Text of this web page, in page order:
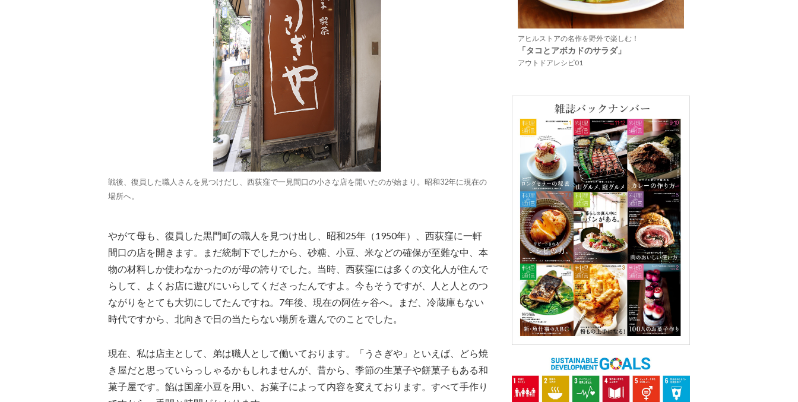
戦後、復員した職人さんを見つけだし、西荻窪で一見間口の小さな店を開いたのが始まり。昭和32年に現在の
場所へ。
やがて母も、復員した黒門町の職人を見つけ出し、昭和25年（1950年）、西荻窪に一軒
間口の店を開きます。まだ統制下でしたから、砂糖、小豆、米などの確保が至難な中、本
物の材料しか使わなかったのが母の誇りでした。当時、西荻窪には多くの文化人が住んで
らして、よくお店に遊びにいらしてくださったんですよ。今もそうですが、人と人とのつ
ながりをとても大切にしてたんですね。7年後、現在の阿佐ヶ谷へ。まだ、冷蔵庫もない
時代ですから、北向きで日の当たらない場所を選んでのことでした。
現在、私は店主として、弟は職人として働いております。「うさぎや」といえば、どら焼
き屋だと思っていらっしゃるかもしれませんが、昔から、季節の生菓子や餅菓子もある和
菓子屋です。餡は国産小豆を用い、お菓子によって内容を変えております。すべて手作り
アヒルストアの名作を野外で楽しむ！
「タコとアボカドのサラダ」
アウトドアレシピ01